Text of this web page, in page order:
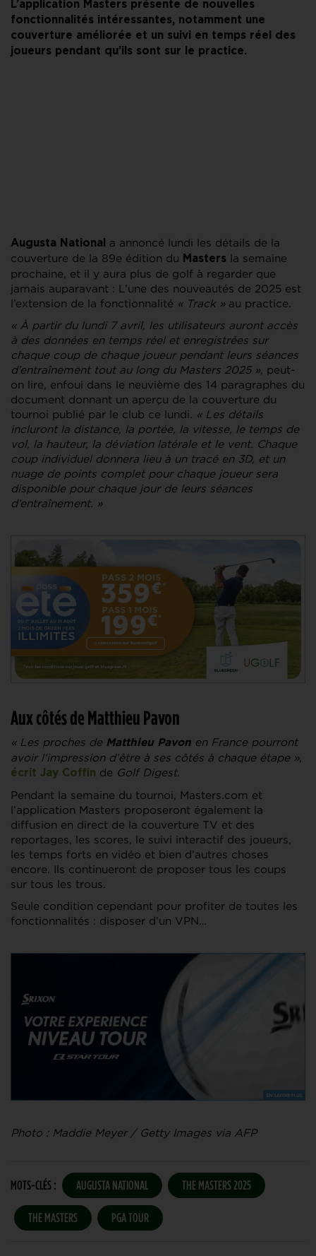
L’application Masters présente de nouvelles
fonctionnalités intéressantes, notamment une
couverture améliorée et un suivi en temps réel des
joueurs pendant qu’ils sont sur le practice.
Augusta National
a annoncé lundi les détails de la
couverture de la 89e édition du Masters la semaine
prochaine, et il y aura plus de golf à regarder que
jamais auparavant : L’une des nouveautés de 2025 est
l’extension de la fonctionnalité « Track » au practice.
« À partir du lundi 7 avril, les utilisateurs auront accès
à des données en temps réel et enregistrées sur
chaque coup de chaque joueur pendant leurs séances
d’entraînement tout au long du Masters 2025 », peut-
on lire, enfoui dans le neuvième des 14 paragraphes du
document donnant un aperçu de la couverture du
tournoi publié par le club ce lundi. « Les détails
incluront la distance, la portée, la vitesse, le temps de
vol, la hauteur, la déviation latérale et le vent. Chaque
coup individuel donnera lieu à un tracé en 3D, et un
nuage de points complet pour chaque joueur sera
disponible pour chaque jour de leurs séances
d’entraînement. »
Aux côtés de Matthieu Pavon
« Les proches de Matthieu Pavon en France pourront
avoir l’impression d’être à ses côtés à chaque étape »,
écrit Jay Coffin de Golf Digest.
Pendant la semaine du tournoi, Masters.com et
l’application Masters proposeront également la
diffusion en direct de la couverture TV et des
reportages, les scores, le suivi interactif des joueurs,
les temps forts en vidéo et bien d’autres choses
encore. Ils continueront de proposer tous les coups
sur tous les trous.
Seule condition cependant pour profiter de toutes les
fonctionnalités : disposer d’un VPN…
Photo : Maddie Meyer / Getty Images via AFP
MOTS-CLÉS : AUGUSTA NATIONAL THE MASTERS 2025
THE MASTERS PGA TOUR